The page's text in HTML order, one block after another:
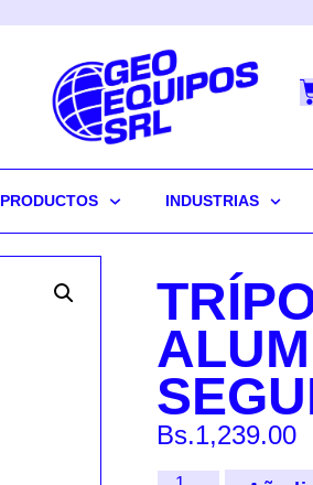
PRODUCTOS INDUSTRIAS
Bs.1,239.00